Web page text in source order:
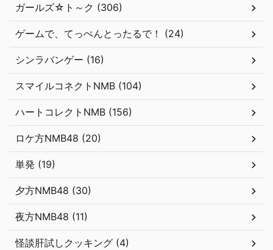
ガールズ☆ト～ク (306)
ゲームで、てっぺんとったるで！ (24)
シンラバンゲー (16)
スマイルコネクトNMB (104)
ハートコレクトNMB (156)
ロケ方NMB48 (20)
単発 (19)
夕方NMB48 (30)
夜方NMB48 (11)
怪談肝試しクッキング (4)